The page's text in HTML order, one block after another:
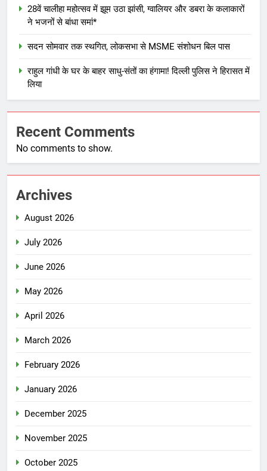
28वें चालीहा महोत्सव में झूम उठा झांसी, ग्वालियर और डबरा के कलाकारों
ने भजनों से बांधा समां*
सदन सोमवार तक स्थगित, लोकसभा से MSME संशोधन बिल पास
राहुल गांधी के घर के बाहर साधु-संतों का हंगामा! दिल्ली पुलिस ने हिरासत में
लिया
Recent Comments
No comments to show.
Archives
August 2026
July 2026
June 2026
May 2026
April 2026
March 2026
February 2026
January 2026
December 2025
November 2025
October 2025